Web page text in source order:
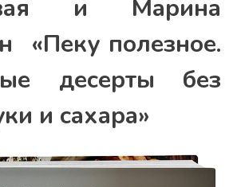
и Марина
«Пеку полезное.
десерты без
и сахара»